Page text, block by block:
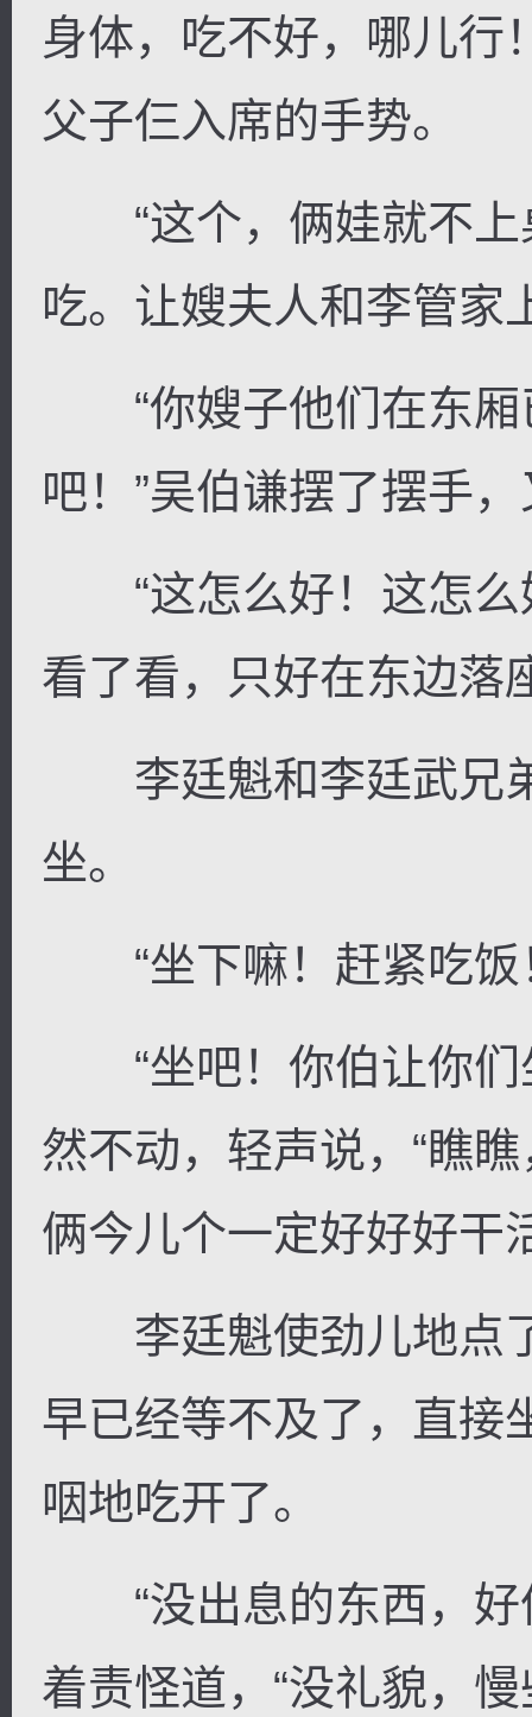
身体，吃不好，哪儿行
父子仨入席的手势。
“这个，俩娃就不上
吃。让嫂夫人和李管家
“你嫂子他们在东厢
吧！”吴伯谦摆了摆手
“这怎么好！这怎么
看了看，只好在东边落
李廷魁和李廷武兄
坐。
“坐下嘛！赶紧吃饭
“坐吧！你伯让你们
然不动，轻声说，“瞧
俩今儿个一定好好好干
李廷魁使劲儿地点
早已经等不及了，直接
咽地吃开了。
“没出息的东西，好
着责怪道，“没礼貌，